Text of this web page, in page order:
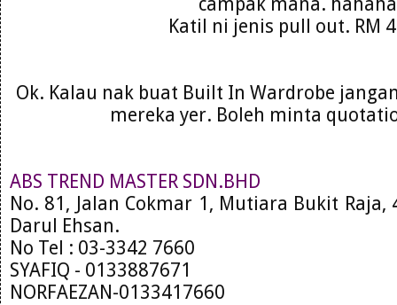
Katil ni jenis pull out. RM
Ok. Kalau nak buat Built In Wardrobe
mereka yer. Boleh minta
ABS TREND MASTER SDN.BHD
No. 81, Jalan Cokmar 1, Mutiara Bukit Raja,
Darul Ehsan.
No Tel : 03-3342 7660
SYAFIQ - 0133887671
NORFAEZAN-0133417660